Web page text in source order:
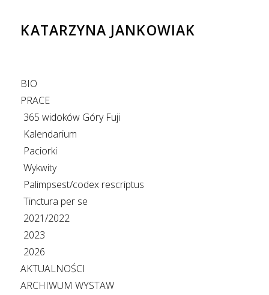
KATARZYNA JANKOWIAK
BIO
PRACE
365 widoków Góry Fuji
Kalendarium
Paciorki
Wykwity
Palimpsest/codex rescriptus
Tinctura per se
2021/2022
2023
2026
AKTUALNOŚCI
ARCHIWUM WYSTAW